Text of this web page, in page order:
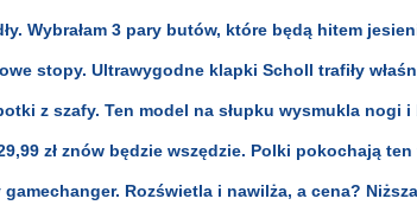
Wybrałam 3 pary butów, które będą hitem
stopy. Ultrawygodne klapki Scholl trafiły
z szafy. Ten model na słupku wysmukla nogi
zł znów będzie wszędzie. Polki pokochają
Rozświetla i nawilża, a cena?